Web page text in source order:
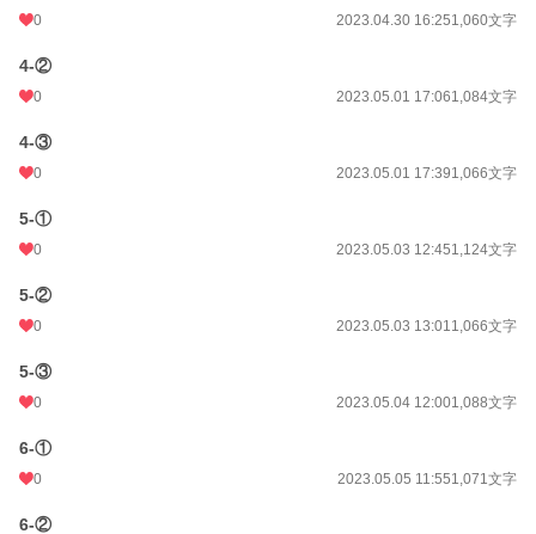
0 2023.04.30 16:251,060文字
4-②
0 2023.05.01 17:061,084文字
4-③
0 2023.05.01 17:391,066文字
5-①
0 2023.05.03 12:451,124文字
5-②
0 2023.05.03 13:011,066文字
5-③
0 2023.05.04 12:001,088文字
6-①
0 2023.05.05 11:551,071文字
6-②